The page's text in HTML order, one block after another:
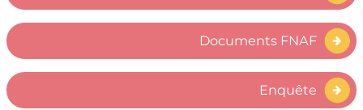
Documents FNAF
Enquête